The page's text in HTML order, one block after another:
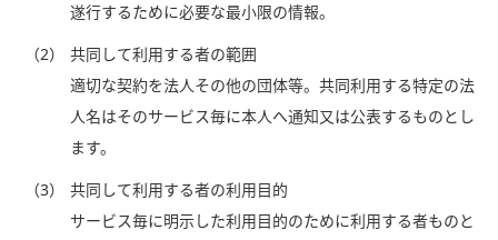
遂行するために必要な最小限の情報。
（2）
共同して利用する者の範囲
適切な契約を法人その他の団体等。共同利用する特定の法
人名はそのサービス毎に本人へ通知又は公表するものとし
ます。
（3）
共同して利用する者の利用目的
サービス毎に明示した利用目的のために利用する者ものと